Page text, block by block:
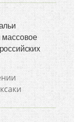
массовое